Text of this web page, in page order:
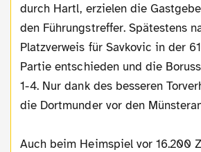
durch Hartl, erzielen die
den Führungstreffer. Spätestens
Platzverweis für Savkovic in der
Partie entschieden und die
1-4. Nur dank des besseren
die Dortmunder vor den
Auch beim Heimspiel vor 16.200